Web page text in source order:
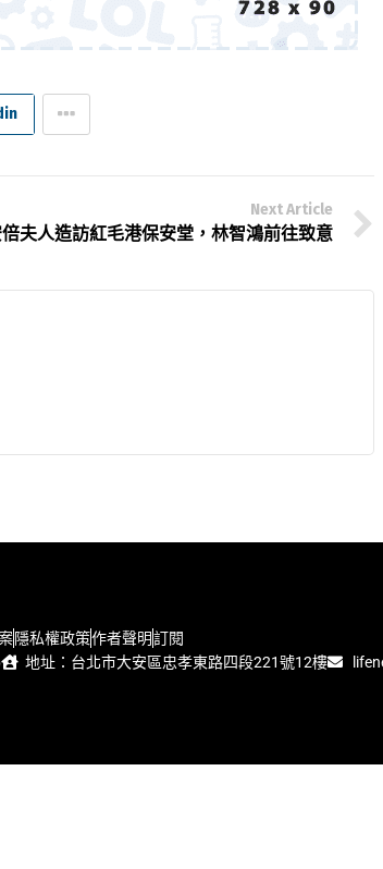
Next Article
夫人造訪紅毛港保安堂，林智鴻前往致意
隱私權政策作者聲明訂閱
地址：台北市大安區忠孝東路四段221號12樓